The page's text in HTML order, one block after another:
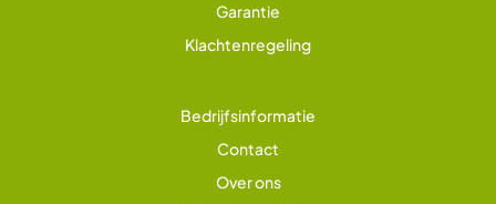
Garantie
Klachtenregeling
Bedrijfsinformatie
Contact
Over ons